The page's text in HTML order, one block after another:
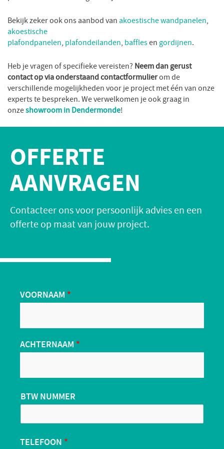
Bekijk zeker ook ons aanbod vanakoestischewandpanelen,
akoestische
plafondpanelen, plafondeilanden, bafflesengordijnen.
Heb je vragen of specifieke vereisten? Neem dan gerust
contact op via onderstaand contactformulierom de
verschillende mogelijkheden voor je project met één van onze
experts te bespreken. We verwelkomen je ook graag in
onzeshowroom in Dendermonde!
OFFERTE
AANVRAGEN
Contacteer ons voor persoonlijk advies en een
offerte op maat van jouw project.
VOORNAAM *
ACHTERNAAM *
BTW NUMMER
TELEFOON *